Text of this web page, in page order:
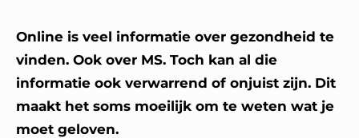
Online is veel informatie over gezondheid te
vinden. Ook over MS. Toch kan al die
informatie ook verwarrend of onjuist zijn. Dit
maakt het soms moeilijk om te weten wat je
moet geloven.